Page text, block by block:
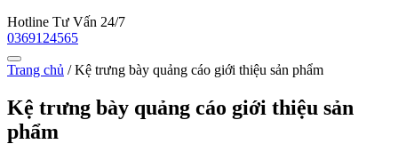
Hotline Tư Vấn 24/7
0369124565
Trang chủ /Kệ trưng bày quảng cáo giới thiệu sản phẩm
Kệ trưng bày quảng cáo giới thiệu sản
phẩm